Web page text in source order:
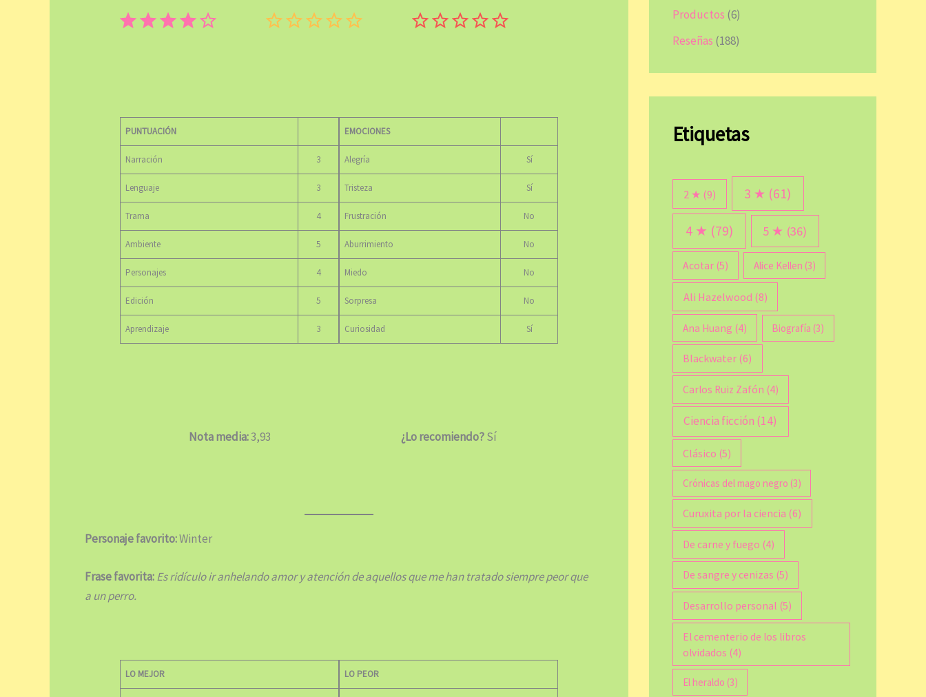
⭐⭐⭐⭐
PUNTUACIÓN
Narración 3
Lenguaje 3
Trama 4
Ambiente 5
Personajes 4
Edición 5
Aprendizaje 3
EMOCIONES
Alegría Sí
Tristeza Sí
Frustración No
Aburrimiento No
Miedo No
Sorpresa No
Curiosidad Sí
Nota media:3,93 ¿Lo recomiendo?Sí
Personaje favorito:Winter
Frase favorita:Es ridículo ir anhelando amor y atención de aquellos que me han tratado siempre peor que
a un perro.
LO MEJOR LO PEOR
Productos (6)
Reseñas (188)
Etiquetas
2 ★ (9) 3 ★ (61)
4 ★ (79) 5 ★ (36)
Acotar (5) Alice Kellen (3)
Ali Hazelwood (8)
Ana Huang (4) Biografía (3)
Blackwater (6)
Carlos Ruiz Zafón (4)
Ciencia ficción (14)
Clásico (5)
Crónicas del mago negro (3)
Curuxita por la ciencia (6)
De carne y fuego (4)
De sangre y cenizas (5)
Desarrollo personal (5)
El cementerio de los libros
olvidados (4)
El heraldo (3)